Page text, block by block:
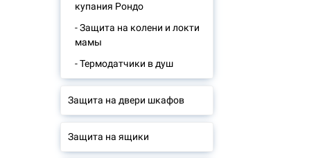
купания Рондо
- Защита на колени и локти
мамы
- Термодатчики в душ
Защита на двери шкафов
Защита на ящики